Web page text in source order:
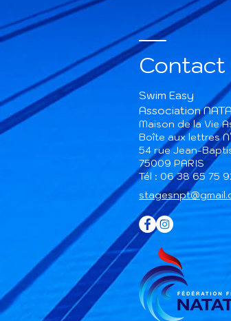
Contact
Swim Easy
Association
Maison de la Vie
Boîte aux lettres
54 rue Jean-
75009 PARIS​
Tél : 06 38 65 75